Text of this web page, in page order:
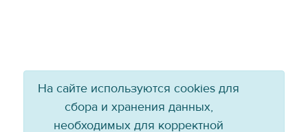
На сайте используются cookies для
сбора и хранения данных,
необходимых для корректной